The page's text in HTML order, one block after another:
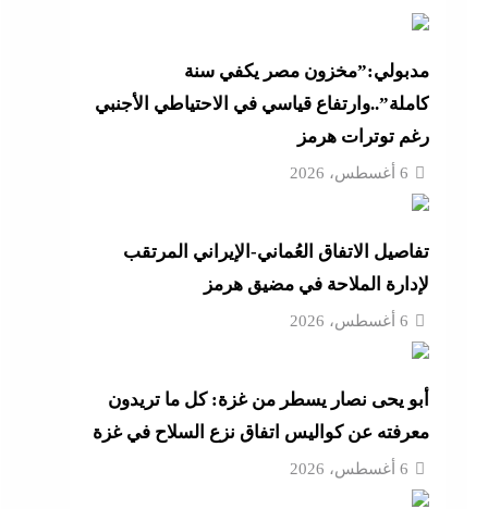
مدبولي:”مخزون مصر يكفي سنة
كاملة”..وارتفاع قياسي في الاحتياطي الأجنبي
رغم توترات هرمز
6 أغسطس، 2026
تفاصيل الاتفاق العُماني-الإيراني المرتقب
لإدارة الملاحة في مضيق هرمز
6 أغسطس، 2026
أبو يحى نصار يسطر من غزة: كل ما تريدون
معرفته عن كواليس اتفاق نزع السلاح في غزة
6 أغسطس، 2026